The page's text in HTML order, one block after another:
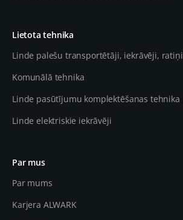
Lietota tehnika
Linde palešu transportētāji, iekrāvēji, ratiņi
Komunālā tehnika
Linde pasūtījumu komplektēšanas tehnika
Linde elektriskie iekrāvēji
Par mus
Par mums
Karjera ALWARK